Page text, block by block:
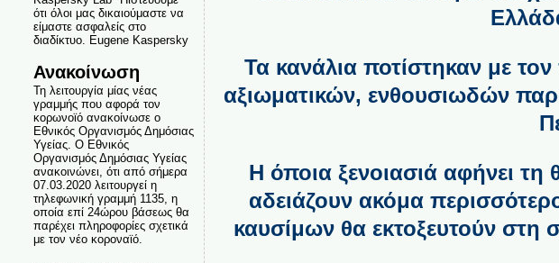
ότι όλοι μας δικαιούμαστε να
είμαστε ασφαλείς στο
διαδίκτυο. Eugene Kaspersky
Ανακοίνωση
Τη λειτουργία μίας νέας
γραμμής που αφορά τον
κορωνοϊό ανακοίνωσε ο
Εθνικός Οργανισμός Δημόσιας
Υγείας. Ο Εθνικός
Οργανισμός Δημόσιας Υγείας
ανακοινώνει, ότι από σήμερα
07.03.2020 λειτουργεί η
τηλεφωνική γραμμή 1135, η
οποία επί 24ώρου βάσεως θα
παρέχει πληροφορίες σχετικά
με τον νέο κοροναϊό.
Τα κανάλια ποτίστηκαν με
αξιωματικών, ενθουσιωδών
Η όποια ξενοιασιά αφήνει
αδειάζουν ακόμα
καυσίμων θα εκτοξευτούν στη